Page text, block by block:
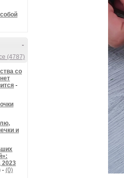
-
(4787)
со
-
и
2023
- (0)